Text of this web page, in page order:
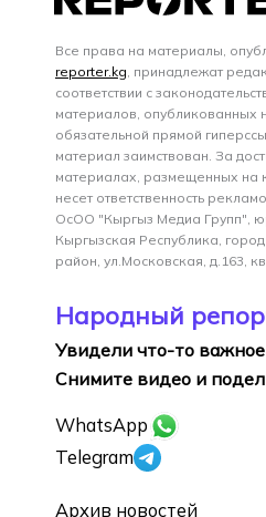
Все права на материалы,
reporter.kg, принадлежат
соответствии с
материалов, опубликованных
обязательной прямой
материал заимствован. За
материалах, размещенных на
несет ответственность
ОсОО "Кыргыз Медиа Групп",
Кыргызская Республика,
район, ул.Московская, д.163,
Народный
Увидели что-то
Снимите видео и
WhatsApp
Telegram
Архив новостей